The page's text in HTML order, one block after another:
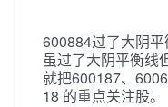
600884过了大阴
虽过了大阴平衡线
就把600187、
18 的重点关注股。